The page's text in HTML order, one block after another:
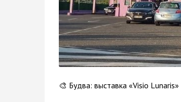
🎨 Будва: выставка «Visio